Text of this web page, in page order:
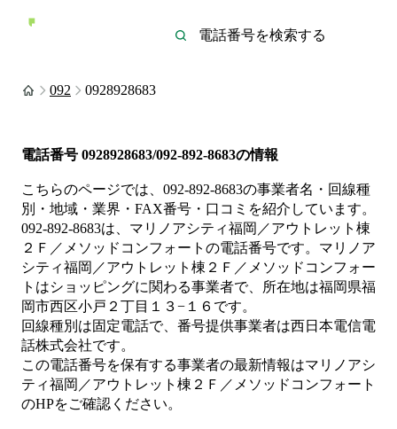
092 0928928683
電話番号 0928928683/092-892-8683の情報
こちらのページでは、 092-892-8683の事業者名・回線種
別・地域・業界・FAX番号・口コミを紹介しています。
092-892-8683は、 マリノアシティ福岡／アウトレット棟
２Ｆ／メソッドコンフォート の電話番号です。 マリノア
シティ福岡／アウトレット棟２Ｆ／メソッドコンフォー
トはショッピングに関わる事業者で、所在地は福岡県福
岡市西区小戸２丁目１３−１６ です。
回線種別は固定電話で、番号提供事業者は西日本電信電
話株式会社です。
この電話番号を保有する事業者の最新情報はマリノアシ
ティ福岡／アウトレット棟２Ｆ／メソッドコンフォート
のHPをご確認ください。